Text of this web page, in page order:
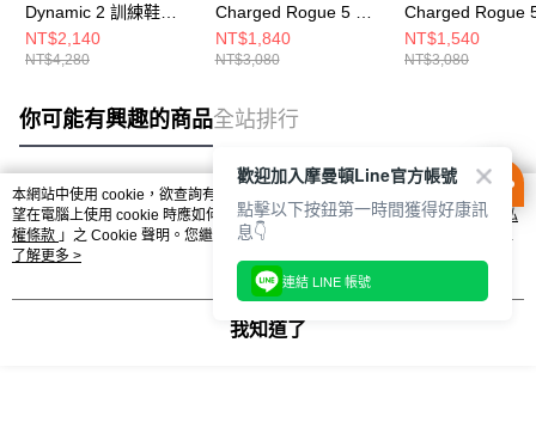
Dynamic 2 訓練鞋
3028076-002
NT$2,140
NT$4,280
Charged Rogue 5 女
跑步鞋 3028262-535
NT$1,840
NT$3,080
Charged Rogue
跑步鞋
NT$1,540
NT$3,080
你可能有興趣的商品全站排行
熱門標籤
本網站中使用 cookie，欲查詢有關本網站使用 cookie 方式之詳情，及若您不希
望在電腦上使用 cookie 時應如何變更電腦的 cookie 設定，請參閱本網站「
隱私
權條款 」之 Cookie 聲明。您繼續使用本網站即表示您同意本公司得按本網站使
用條款之 Cookie 聲明使用 cookie。
了解更多 >
我知道了
歡迎加入摩曼頓Line官方帳號
點擊以下按鈕第一時間獲得好康訊
息👇
連結 LINE 帳號